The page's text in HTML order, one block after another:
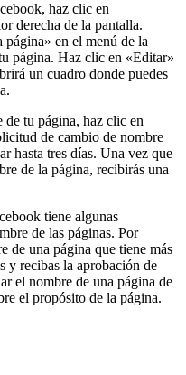
haz clic en
derecha de la pantalla.
en el menú de la
página. Haz clic en «Editar»
un cuadro donde puedes
de tu página, haz clic en
de cambio de nombre
hasta tres días. Una vez que
de la página, recibirás una
tiene algunas
de las páginas. Por
de una página que tiene más
y recibas la aprobación de
el nombre de una página de
el propósito de la página.